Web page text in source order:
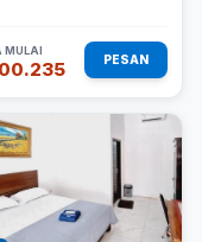
MULAI
PESAN